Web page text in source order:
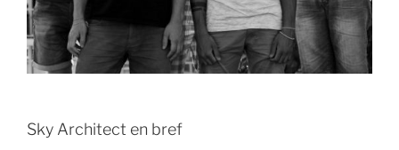
Sky Architect en bref